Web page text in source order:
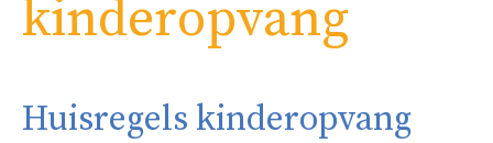
kinderopvang
Huisregels kinderopvang